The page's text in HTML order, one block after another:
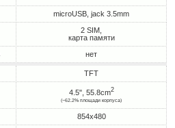
microUSB, jack 3.5mm
2 SIM,
карта памяти
нет
TFT
4.5", 55.8cm2
(~62.2% площади корпуса)
854x480